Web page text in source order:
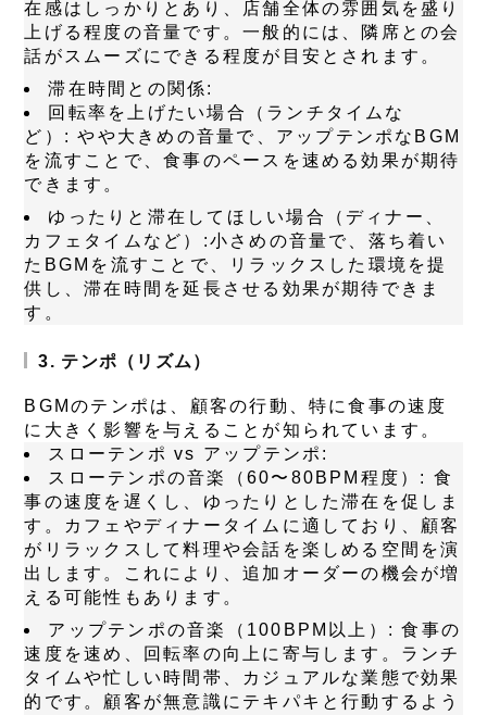
在感はしっかりとあり、店舗全体の雰囲気を盛り
上げる程度の音量です。一般的には、隣席との会
話がスムーズにできる程度が目安とされます。
滞在時間との関係:
回転率を上げたい場合（ランチタイムな
ど）: やや大きめの音量で、アップテンポなBGM
を流すことで、食事のペースを速める効果が期待
できます。
ゆったりと滞在してほしい場合（ディナー、
カフェタイムなど）:小さめの音量で、落ち着い
たBGMを流すことで、リラックスした環境を提
供し、滞在時間を延長させる効果が期待できま
す。
3. テンポ（リズム）
BGMのテンポは、顧客の行動、特に食事の速度
に大きく影響を与えることが知られています。
スローテンポ vs アップテンポ:
スローテンポの音楽（60〜80BPM程度）: 食
事の速度を遅くし、ゆったりとした滞在を促しま
す。カフェやディナータイムに適しており、顧客
がリラックスして料理や会話を楽しめる空間を演
出します。これにより、追加オーダーの機会が増
える可能性もあります。
アップテンポの音楽（100BPM以上）: 食事の
速度を速め、回転率の向上に寄与します。ランチ
タイムや忙しい時間帯、カジュアルな業態で効果
的です。顧客が無意識にテキパキと行動するよう